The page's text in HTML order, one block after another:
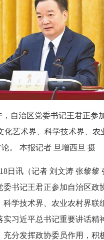
，自治区党委书记王君正参
化艺术界、科学技术界、农
论。 本报记者 旦增西旦 摄
日讯（记者 刘文涛 张黎黎
委书记王君正参加自治区政
科学技术界、农业农村界联
实习近平总书记重要讲话精
分发挥政协委员作用，积